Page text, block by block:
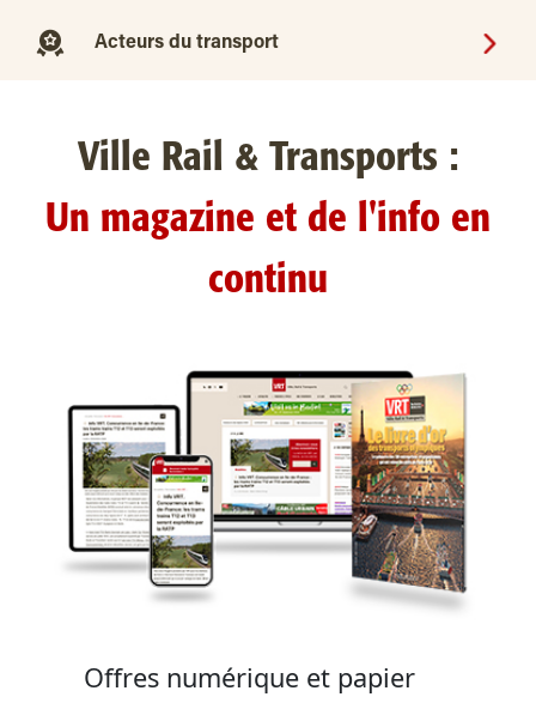
Acteurs du transport
Ville Rail & Transports :
Un magazine et de l'info en
continu
Offres numérique et papier